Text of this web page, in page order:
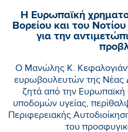
Η Ευρωπαϊκή
Βορείου και του
για την
Ο Μανώλης Κ.
ευρωβουλευτών της Νέας
ζητά από την Ευρωπαϊκή
υποδομών υγείας,
Περιφερειακής
του